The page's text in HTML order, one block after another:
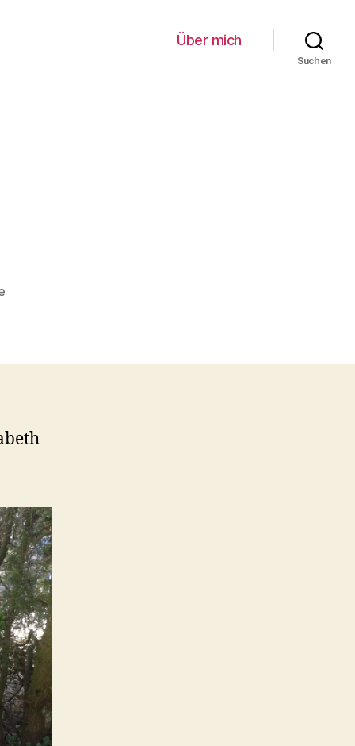
Über mich
Suchen
zu